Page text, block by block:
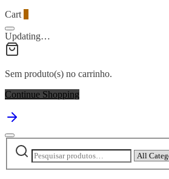
Cart
Updating…
Sem produto(s) no carrinho.
Continue Shopping
Pesquisar
por:
by
category: